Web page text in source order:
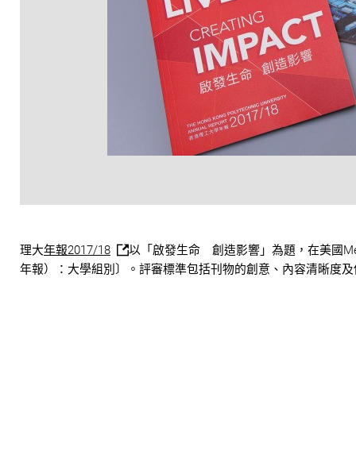
理大年報2017/18
以「啟發生命 創造影響」為題，在美國
年報）：大學組別〕。評審標準包括刊物的創意、內容清晰度